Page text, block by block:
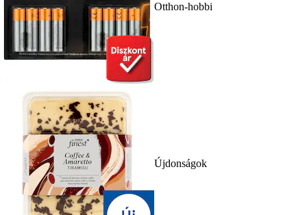
Otthon-hobbi
Újdonságok